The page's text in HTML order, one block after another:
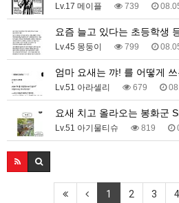
Lv.17 메이플 739
요즘 늘고 있다는 초등학생
Lv.45 몽둥이 799
엄마 요새는 꺄! 를 어떻게
Lv.51 아라셀리 679
요새 치고 올라오는 봉화군
Lv.51 아기물티슈 819
1 2 3 4